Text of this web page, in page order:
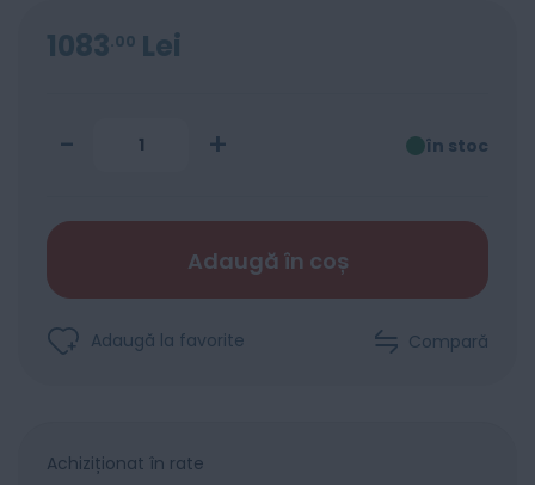
1083 00 Lei
- + în stoc
Adaugă în coș
Adaugă la favorite Compară
Achiziționat în rate